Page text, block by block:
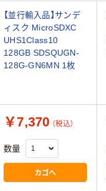
【並行輸入品】サンデ
ィスク MicroSDXC
UHS1Class10
128GB SDSQUGN-
128G-GN6MN 1枚
￥7,370 （税込）
数量
カゴへ